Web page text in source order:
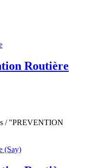
Routière
/ "PREVENTION